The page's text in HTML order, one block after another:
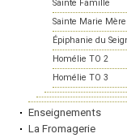
Sainte Famille
Sainte Marie
Épiphanie du
Homélie TO 2
Homélie TO 3
Enseignements
La Fromagerie